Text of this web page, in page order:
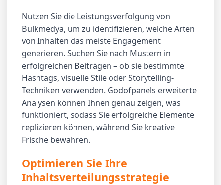
Nutzen Sie die Leistungsverfolgung von
Bulkmedya, um zu identifizieren, welche Arten
von Inhalten das meiste Engagement
generieren. Suchen Sie nach Mustern in
erfolgreichen Beiträgen – ob sie bestimmte
Hashtags, visuelle Stile oder Storytelling-
Techniken verwenden. Godofpanels erweiterte
Analysen können Ihnen genau zeigen, was
funktioniert, sodass Sie erfolgreiche Elemente
replizieren können, während Sie kreative
Frische bewahren.
Optimieren Sie Ihre
Inhaltsverteilungsstrategie